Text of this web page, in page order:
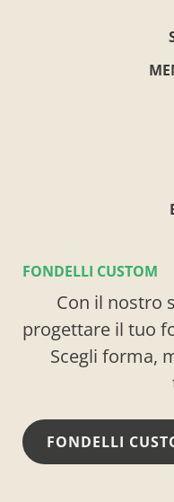
FONDELLI CUSTOM
Con il nostro
progettare il tuo
Scegli forma,
FONDELLI